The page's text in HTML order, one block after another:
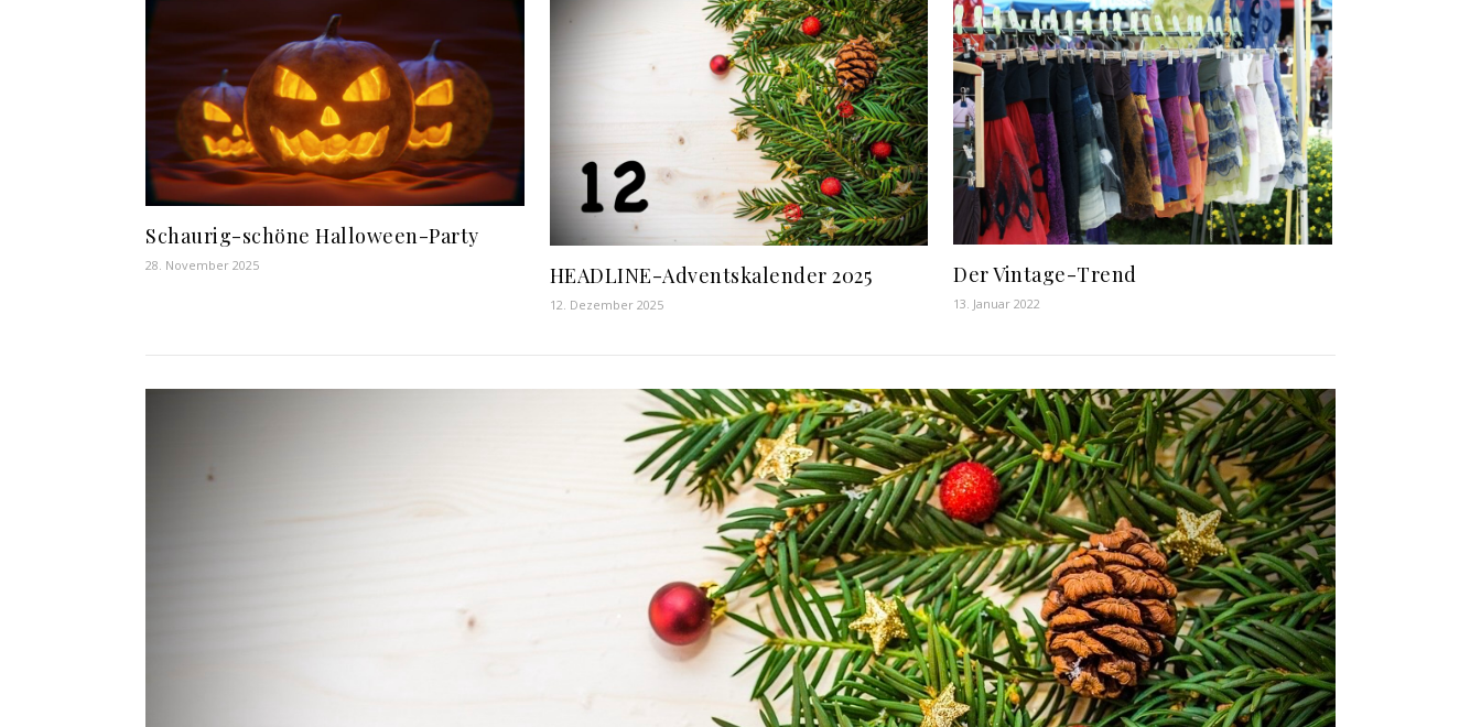
Schaurig-schöne Halloween-Party
28. November 2025 HEADLINE-Adventskalender 2025
12. Dezember 2025
Der Vintage-Trend
13. Januar 2022